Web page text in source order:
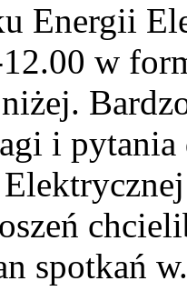
Energii
w
i
spotkań